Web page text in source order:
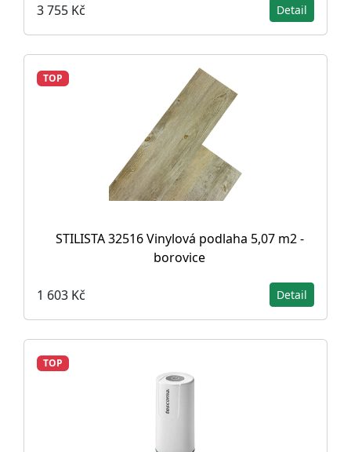
3 755 Kč Detail
TOP
STILISTA 32516 Vinylová podlaha 5,07 m2 -
borovice
1 603 Kč Detail
TOP